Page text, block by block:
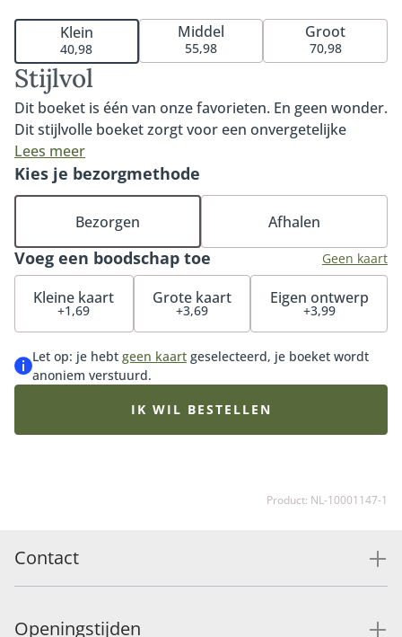
Stijlvol
Dit boeket is één van onze favorieten. En geen wonder.
Dit stijlvolle boeket zorgt voor een onvergetelijke
verrassing dankzij de prachtige combinatie van roze
rozen, gerbera's en de prachtige Eustoma. Met recht
een stijlvol boeket om iemand een onvergetelijke dag
mee te bezorgen. Tip: maak de verrassing compleet
met onze bijpassende vaas, luxueuze bonbons of
heerlijke chocolade.
Lees meer
Klein
40,98
Middel
55,98
Groot
70,98
Voeg een boodschap toe Geen kaart
Kleine kaart
+1,69
Grote kaart
+3,69
Eigen ontwerp
+3,99
Let op: je hebt geen kaart geselecteerd, je boeket wordt
anoniem verstuurd.
Kies je bezorgmethode
Bezorgen Afhalen
IK WIL BESTELLEN
Product: NL-10001147-1
Contact
Openingstijden